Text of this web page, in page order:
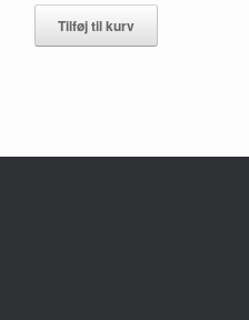
pris
var:
39,00 kr..
pris
er:
29,00 kr..
Tilføj til kurv